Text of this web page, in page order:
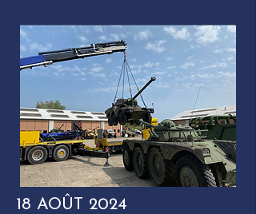
18 AOÛT 2024